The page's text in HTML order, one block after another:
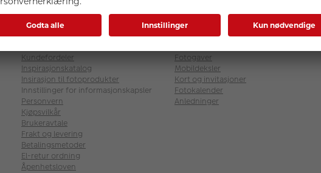
Om CEWE Japan Photo
Våre fotobutikker
Karriere
Kundefordeler
Inspirasjonskatalog
Insirasjon til fotoprodukter
Innstillinger for informasjonskapsler
Personvern
Kjøpsvilkår
Brukeravtale
Frakt og levering
Betalingsmetoder
El-retur ordning
Åpenhetsloven
Bildeprodukter
CEWE FOTOBOK
Fremkalle bilder
Fotogaver
Mobildeksler
Kort og invitasjoner
Fotokalender
Anledninger